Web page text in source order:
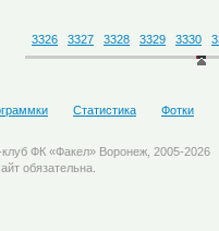
3326 3327 3328 3329 3330
Статистика Фотки
ФК «Факел» Воронеж, 2005-2026
обязательна.